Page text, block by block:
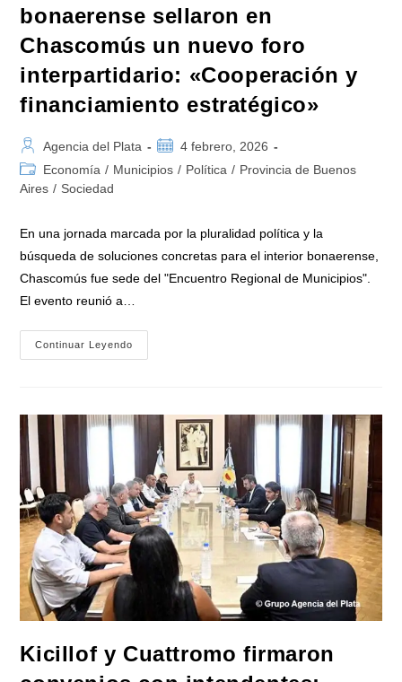
bonaerense sellaron en
Chascomús un nuevo foro
interpartidario: «Cooperación y
financiamiento estratégico»
Autor
de
la
Agencia del Plata
Publicación
de
4 febrero, 2026
Categoría
de
entrada:
Economía / Municipios / Política / Provincia de Buenos
Aires / Sociedad
En una jornada marcada por la pluralidad política y la
búsqueda de soluciones concretas para el interior bonaerense,
Chascomús fue sede del "Encuentro Regional de Municipios".
El evento reunió a…
Continuar Leyendo
Peronistas
Bonaerense
Sellaron
En
Chascomús
Un
Nuevo
Foro
Interpartidario:
«Cooperación
Y
Financiamiento
Estratégico»
Kicillof y Cuattromo firmaron